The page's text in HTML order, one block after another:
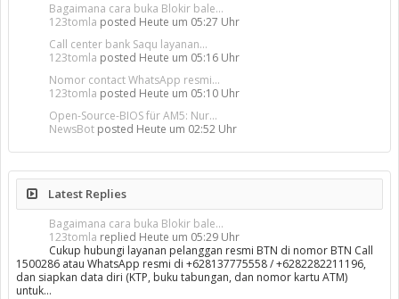
Bagaimana cara buka Blokir bale...
123tomla posted Heute um 05:27 Uhr
Call center bank Saqu layanan...
123tomla posted Heute um 05:16 Uhr
Nomor contact WhatsApp resmi...
123tomla posted Heute um 05:10 Uhr
Open-Source-BIOS für AM5: Nur...
NewsBot posted Heute um 02:52 Uhr
Latest Replies
Bagaimana cara buka Blokir bale...
123tomla replied Heute um 05:29 Uhr
Cukup hubungi layanan pelanggan resmi BTN di nomor BTN Call
1500286 atau WhatsApp resmi di +628137775558 / +6282282211196,
dan siapkan data diri (KTP, buku tabungan, dan nomor kartu ATM)
untuk…